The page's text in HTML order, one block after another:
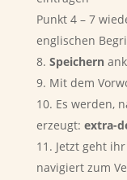
Punkt 4 – 7
englischen
Speichern
Mit dem
Es werden,
erzeugt: extra-
Jetzt geht
navigiert zum